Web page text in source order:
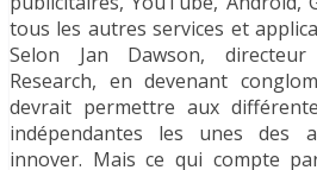
tous les autres services et
Selon Jan Dawson,
Research, en devenant
devrait permettre aux
indépendantes les unes des
innover. Mais ce qui compte